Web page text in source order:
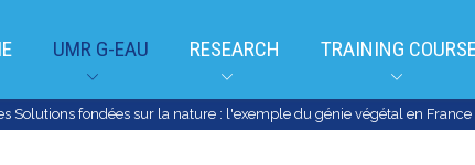
UMR G-EAU RESEARCH TRAINING
Solutions fondées sur la nature : l'exemple du génie végétal en